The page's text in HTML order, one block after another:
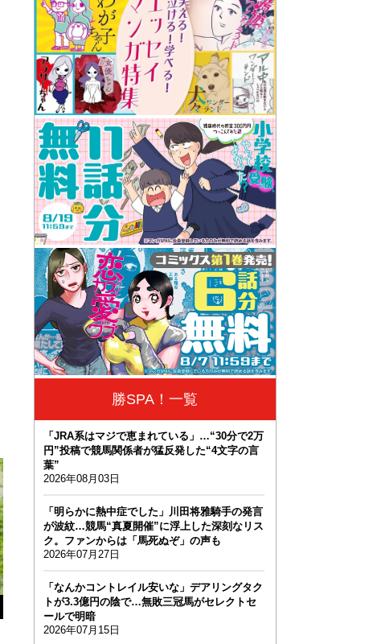
勝SPA！一覧
「JRA系はマジで恵まれている」…“30分で2万
円”投稿で競馬関係者が猛反発した“4文字の言
葉”
2026年08月03日
「明らかに熱中症でした」川田将雅騎手の発言
が波紋…競馬“真夏開催”に浮上した深刻なリス
ク。ファンからは「馬死ぬぞ」の声も
2026年07月27日
「なんかコントレイル安いな」デアリングタク
トが3.3億円の陰で…無敗三冠馬がセレクトセ
ールで明暗
2026年07月15日